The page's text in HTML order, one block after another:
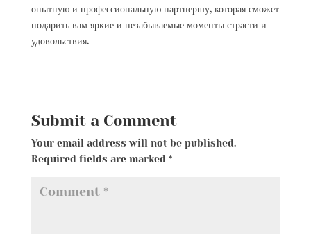
опытную и профессиональную партнершу, которая сможет
подарить вам яркие и незабываемые моменты страсти и
удовольствия.
Submit a Comment
Your email address will not be published.
Required fields are marked *